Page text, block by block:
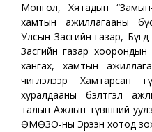
Монгол, Хятадын
хамтын ажиллагааны
Улсын Засгийн газар,
Засгийн газар хоорондын
хангах, хамтын
чиглэлээр Хамтарсан
хуралдааны бэлтгэл
талын Ажлын түвшний
ӨМӨЗО-ны Эрээн хотод